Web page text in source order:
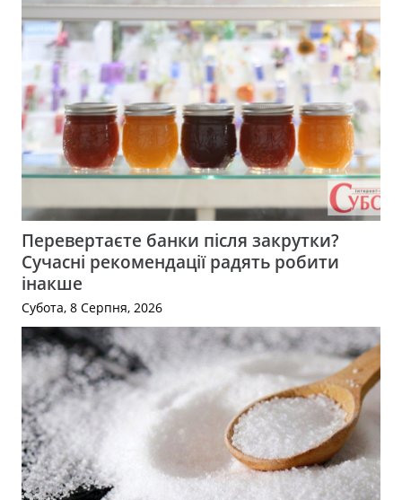
Перевертаєте банки після закрутки?
Сучасні рекомендації радять робити
інакше
Субота, 8 Серпня, 2026